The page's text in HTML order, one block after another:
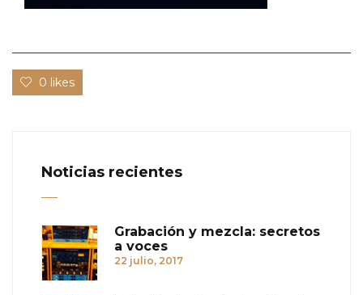
0 likes
Noticias recientes
Grabación y mezcla: secretos
a voces
22 julio, 2017